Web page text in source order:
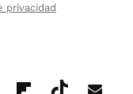
privacidad